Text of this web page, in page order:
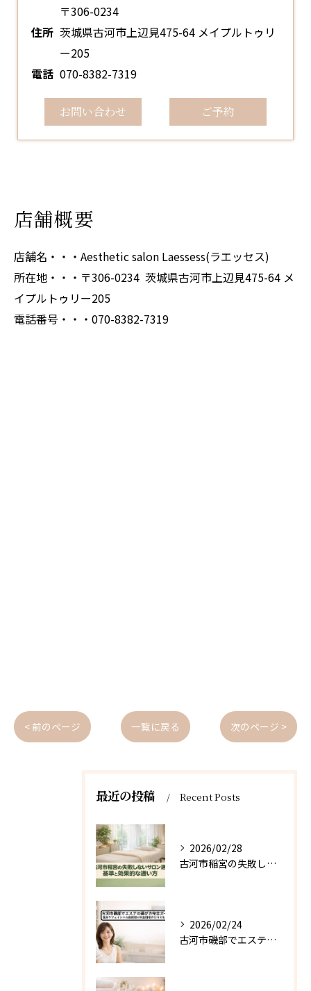
住所
〒306-0234
茨城県古河市上辺見475-64 メイプルトゥリ
ー205
電話 070-8382-7319
お問い合わせ ご予約
店舗概要
店舗名・・・Aesthetic salon Laessess(ラエッセス)
所在地・・・〒306-0234 茨城県古河市上辺見475-64 メ
イプルトゥリー205
電話番号・・・070-8382-7319
< 前のページ 一覧に戻る 次のページ >
最近の投稿 Recent Posts
2026/02/28
古河市稲宮の失敗しないサロン選びの基準と効果的な通い方
2026/02/24
古河市磯部でエステの選び方完全ガイド 痩身やフェイシャル施術別に料金相場や口コミを比較